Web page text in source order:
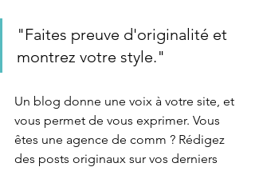
"Faites preuve d'originalité et
montrez votre style."
Un blog donne une voix à votre site, et
vous permet de vous exprimer. Vous
êtes une agence de comm ? Rédigez
des posts originaux sur vos derniers